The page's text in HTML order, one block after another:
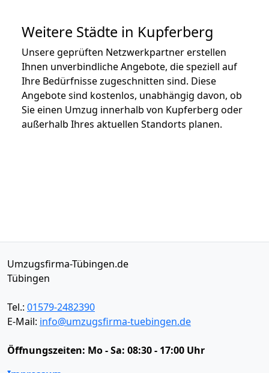
Weitere Städte in Kupferberg
Unsere geprüften Netzwerkpartner erstellen
Ihnen unverbindliche Angebote, die speziell auf
Ihre Bedürfnisse zugeschnitten sind. Diese
Angebote sind kostenlos, unabhängig davon, ob
Sie einen Umzug innerhalb von Kupferberg oder
außerhalb Ihres aktuellen Standorts planen.
Umzugsfirma-Tübingen.de
Tübingen
Tel.: 01579-2482390
E-Mail: info@umzugsfirma-tuebingen.de
Öffnungszeiten: Mo - Sa: 08:30 - 17:00 Uhr